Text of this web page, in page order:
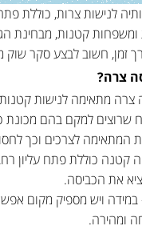
לנישות צרות, כוללת
ומשפחות קטנות, מבחינת
זמן, חשוב לבצע סקר
צרה?
מתאימה לנישות קטנות
שרוצים למקם בהם מכונת
המתאימה לצרכים וכך
קטנה כוללת פתח
את הכביסה.
ויש מספיק מקום
ומהירה.